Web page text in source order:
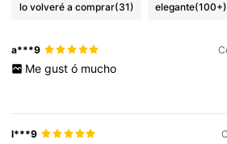
lo volveré a comprar(31) elegante(100+)
a***9
Me gust ó mucho
l***9